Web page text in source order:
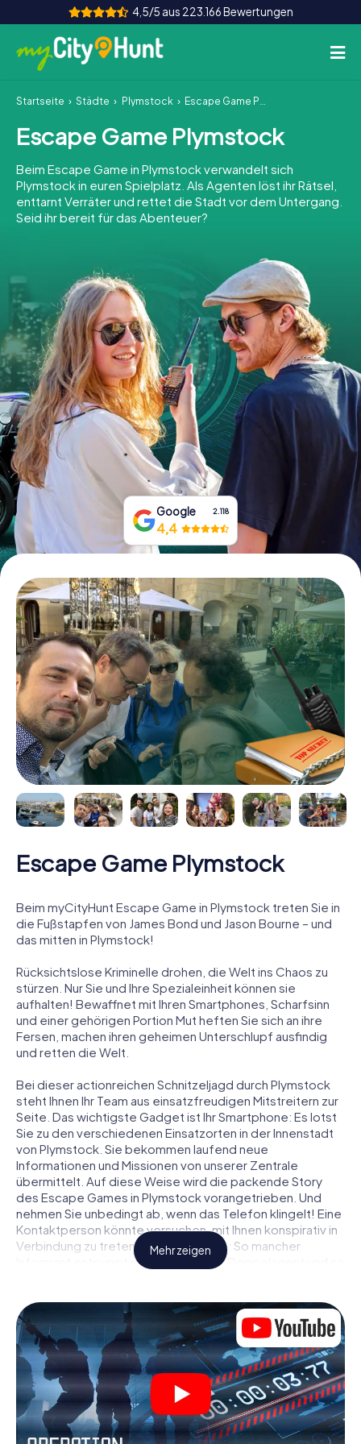
4,5/5 aus 223.166 Bewertungen
So funktioniert's
Städte
Touren
Teamevent
INT AT CH
DE
ES
FR UK
IE
IT
NL
Tickets buchen
Gutscheine bestellen
Startseite Städte Plymstock Escape Game Plymstock
Escape Game Plymstock
Beim Escape Game in Plymstock verwandelt sich
Plymstock in euren Spielplatz. Als Agenten löst ihr Rätsel,
enttarnt Verräter und rettet die Stadt vor dem Untergang.
Seid ihr bereit für das Abenteuer?
Google 2.118
4,4
Escape Game Plymstock
Beim myCityHunt Escape Game in Plymstock treten Sie in
die Fußstapfen von James Bond und Jason Bourne – und
das mitten in Plymstock!
Rücksichtslose Kriminelle drohen, die Welt ins Chaos zu
stürzen. Nur Sie und Ihre Spezialeinheit können sie
aufhalten! Bewaffnet mit Ihren Smartphones, Scharfsinn
und einer gehörigen Portion Mut heften Sie sich an ihre
Fersen, machen ihren geheimen Unterschlupf ausfindig
und retten die Welt.
Bei dieser actionreichen Schnitzeljagd durch Plymstock
steht Ihnen Ihr Team aus einsatzfreudigen Mitstreitern zur
Seite. Das wichtigste Gadget ist Ihr Smartphone: Es lotst
Sie zu den verschiedenen Einsatzorten in der Innenstadt
von Plymstock. Sie bekommen laufend neue
Informationen und Missionen von unserer Zentrale
übermittelt. Auf diese Weise wird die packende Story
des Escape Games in Plymstock vorangetrieben. Und
nehmen Sie unbedingt ab, wenn das Telefon klingelt! Eine
Kontaktperson könnte versuchen, mit Ihnen konspirativ in
Verbindung zu treten … Doch Vorsicht: So mancher
Informant entpuppt sich als dubioser Doppelagent und so
und vor allem: Vertrauen Sie niemandem!
Anders als in einem klassischen Escape Room in
Plymstock sind Sie also nicht in ein Zimmer eingesperrt,
aus dem Sie sich in einem vorgegebenen Zeitfenster
befreien müssen. Diese Smartphone Schnitzeljagd erklärt
ganz Plymstock zu Ihrem persönlichen Spielfeld! Die
technische Voraussetzung für Ihr Agentenabenteuer in
Plymstock: Ein Smartphone mit Zugang ins mobile
Mehr zeigen